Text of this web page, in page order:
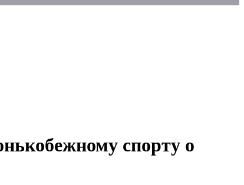
спорту о